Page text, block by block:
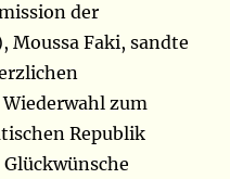
der
Moussa Faki, sandte
zum
Republik